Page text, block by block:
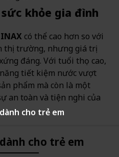
cho trẻ em
cho trẻ em
khỏe gia đình
có thể cao hơn so với
thị trường, nhưng giá trị
đáng. Với tuổi thọ cao,
tiết kiệm nước vượt
phẩm mà còn là một
an toàn và tiện nghi của